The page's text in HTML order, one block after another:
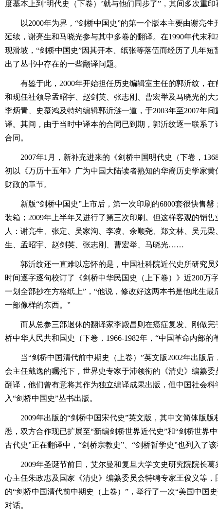
度基本上到‘明代史（下卷）’就与他们同步了”，其间多次重印
以2000年为界，“剑桥中国史”的第一个版本主要由谢亮
延续，谢亮生和马晓光参与其中多卷的翻译。在1990年代末
现滑坡，“剑桥中国史”因其开本、纸张等落伍而经历了几年
出了丛书中存在的一些翻译问题。
有鉴于此，2000年开始担任历史编辑室主任的郭沂纹，
和现任社领导孟昭宇、赵剑英、张志刚、曹宏举及马晓光的
李炳青、史慕鸿及特约编辑郭沂涟一道，于2003年至2007年
译。其间，由于当时中译本的合同已到期，郭沂纹逐一联系
合同。
2007年1月，新补充进来的《剑桥中国明代史（下卷，
初以《万历十五年》广为中国大陆读者熟知的华裔历史学家
财政的章节。
新版“剑桥中国史”上市后，第一次印刷的6800套很快售
装箱；2009年上半年又进行了第三次印刷。但这样客观的销
人：谢亮生、张定、吴家洵、李凌、余顺尧、郑文林、吴元
生、孟昭宇、赵剑英、张志刚、曹宏举、马晓光……
郭沂纹还一直难以忘怀的是，中国社科院近代史所研究
时间逐字逐句校订了《剑桥中华民国史（上下卷）》近200万
一划全部抄在方格纸上”，“他说，修改好这两本书是他此生
一部像样的东西。”
而从总参三部退休的翻译家李殿昌则在癌症复发、刚做
桥中华人民共和国史（下卷，1966-1982年，“中国革命内部的
当“剑桥中国清代前中期史（上卷）”英文版2002年出版
会主任戴逸的嘱托下，世界史专家于沛领衔的《清史》编纂
翻译，他们曾有意将其作为独立编译成果出版，但中国社会
入“剑桥中国史”丛书出版。
2009年出版的“剑桥中国宋代史”英文版，其中文简体版
悉，双方合作现已扩展至“新编剑桥世界近代史”和“剑桥世界
古代史”正在翻译中，“剑桥宗教史”、“剑桥哲学史”也列入了
2009年圣诞节前日，艾尔曼和复旦大学文史研究院院长
心主任朱政惠及国家《清史》编纂委员会特聘专家王俊义等，
的“剑桥中国清代前中期史（上卷）”，举行了一次“美国中国
对话。